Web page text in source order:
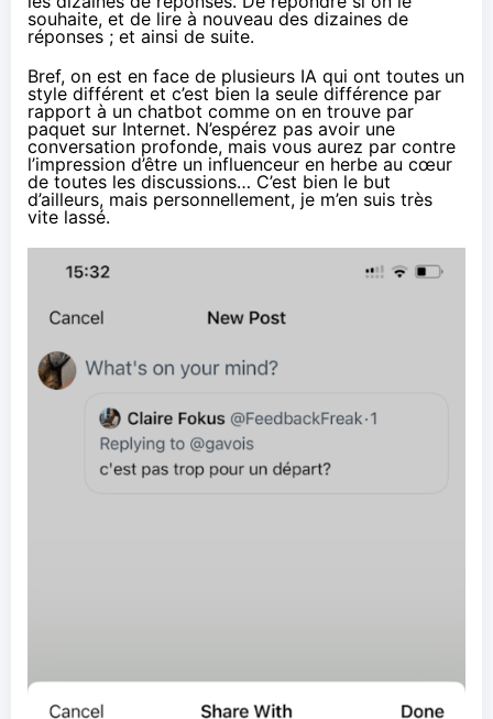
souhaite, et de lire à nouveau des dizaines de
réponses ; et ainsi de suite.
Bref, on est en face de plusieurs IA qui ont toutes un
style différent et c’est bien la seule différence par
rapport à un chatbot comme on en trouve par
paquet sur Internet. N’espérez pas avoir une
conversation profonde, mais vous aurez par contre
l’impression d’être un influenceur en herbe au cœur
de toutes les discussions… C’est bien le but
d’ailleurs, mais personnellement, je m’en suis très
vite lassé.